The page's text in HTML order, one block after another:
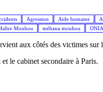
Agression Aide humaine
Mouhou méhana mouhou
aux côtés des victimes sur
le cabinet secondaire à Paris.